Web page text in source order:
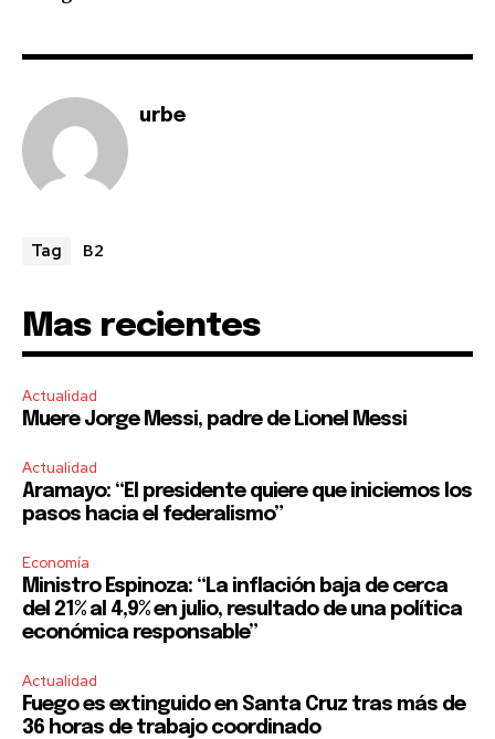
urbe
Tag B2
Mas recientes
Actualidad
Muere Jorge Messi, padre de Lionel Messi
Actualidad
Aramayo: “El presidente quiere que iniciemos los
pasos hacia el federalismo”
Economía
Ministro Espinoza: “La inflación baja de cerca
del 21% al 4,9% en julio, resultado de una política
económica responsable”
Actualidad
Fuego es extinguido en Santa Cruz tras más de
36 horas de trabajo coordinado